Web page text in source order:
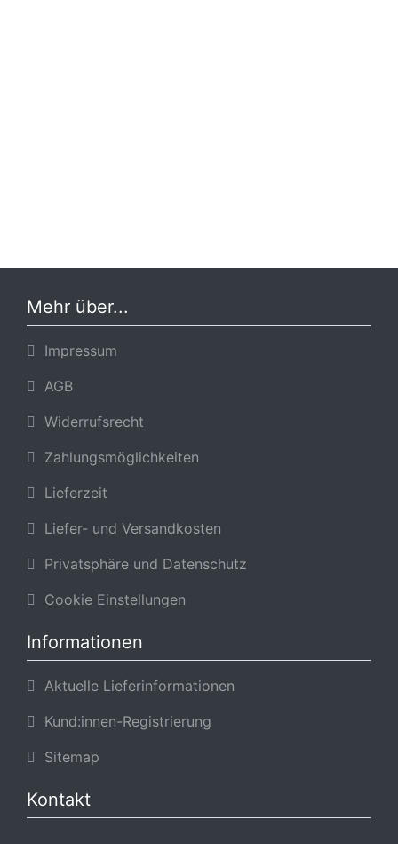
Mehr über...
Impressum
AGB
Widerrufsrecht
Zahlungsmöglichkeiten
Lieferzeit
Liefer- und Versandkosten
Privatsphäre und Datenschutz
Cookie Einstellungen
Informationen
Aktuelle Lieferinformationen
Kund:innen-Registrierung
Sitemap
Kontakt